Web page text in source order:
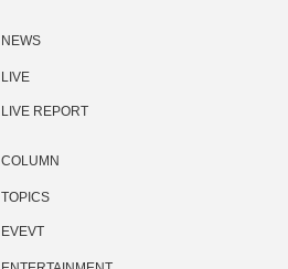
NEWS
LIVE
LIVE REPORT
COLUMN
TOPICS
EVEVT